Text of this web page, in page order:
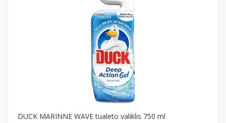
DUCK MARINNE WAVE tualeto valiklis 750 ml